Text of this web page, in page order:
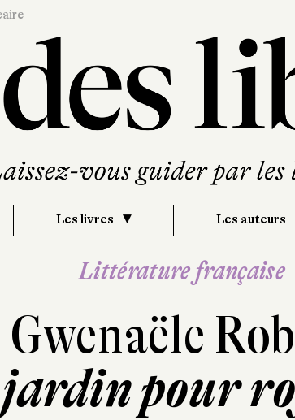
Les livres Les auteurs
Littérature française
Gwenaële
pour